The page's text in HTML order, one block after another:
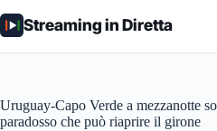
al
contenuto
Streaming in Diretta
Uruguay-Capo Verde a mezzanotte
paradosso che può riaprire il girone